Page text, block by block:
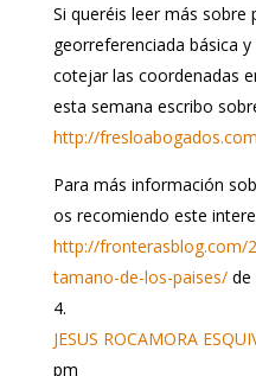
Si queréis leer más sobre
georreferenciada básica
cotejar las coordenadas
esta semana escribo
http://
Para más información
os recomiendo este
http://fronterasblog.com/
tamano-de-los-paises/de
JESUS ROCAMORA
pm